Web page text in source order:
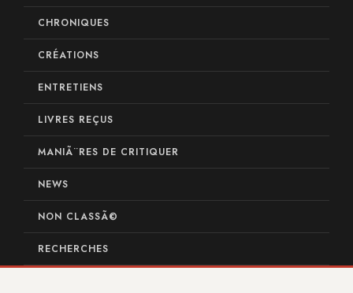
CHRONIQUES
CRÉATIONS
ENTRETIENS
LIVRES REÇUS
MANIÃ¨RES DE CRITIQUER
NEWS
NON CLASSÃ©
RECHERCHES